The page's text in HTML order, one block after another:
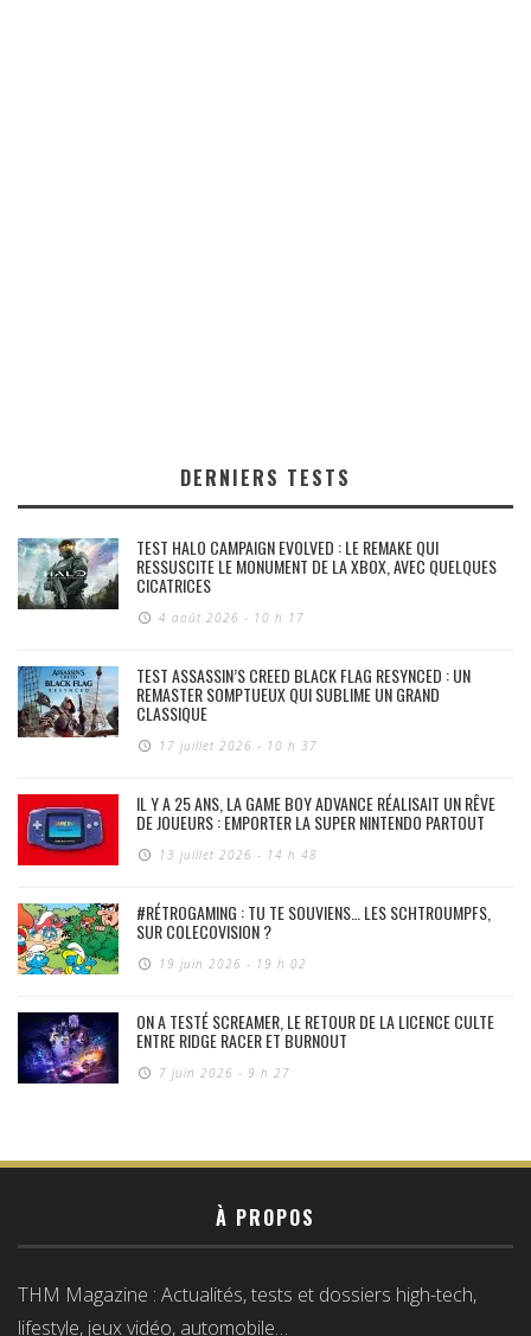
DERNIERS TESTS
TEST HALO CAMPAIGN EVOLVED : LE REMAKE QUI
RESSUSCITE LE MONUMENT DE LA XBOX, AVEC QUELQUES
CICATRICES
4 août 2026 - 10 h 17
TEST ASSASSIN’S CREED BLACK FLAG RESYNCED : UN
REMASTER SOMPTUEUX QUI SUBLIME UN GRAND
CLASSIQUE
17 juillet 2026 - 10 h 37
IL Y A 25 ANS, LA GAME BOY ADVANCE RÉALISAIT UN RÊVE
DE JOUEURS : EMPORTER LA SUPER NINTENDO PARTOUT
13 juillet 2026 - 14 h 48
#RÉTROGAMING : TU TE SOUVIENS… LES SCHTROUMPFS,
SUR COLECOVISION ?
19 juin 2026 - 19 h 02
ON A TESTÉ SCREAMER, LE RETOUR DE LA LICENCE CULTE
ENTRE RIDGE RACER ET BURNOUT
7 juin 2026 - 9 h 27
À PROPOS
THM Magazine : Actualités, tests et dossiers high-tech,
lifestyle, jeux vidéo, automobile…